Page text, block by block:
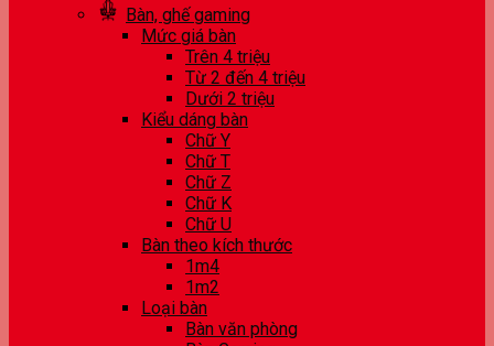
Bàn, ghế gaming
Mức giá bàn
Trên 4 triệu
Từ 2 đến 4 triệu
Dưới 2 triệu
Kiểu dáng bàn
Chữ Y
Chữ T
Chữ Z
Chữ K
Chữ U
Bàn theo kích thước
1m4
1m2
Loại bàn
Bàn văn phòng